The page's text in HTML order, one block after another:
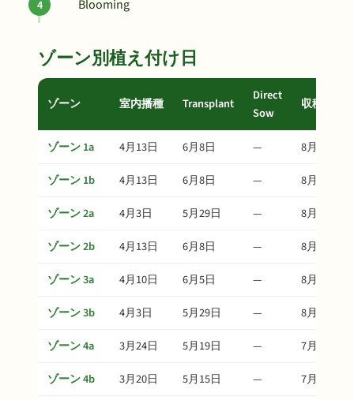
Blooming
ゾーン別植え付け日
ゾーン 室内播種 Transplant
Direct
Sow
収穫
ゾーン 1a 4月13日 6月8日 —
8月17日
ゾーン 1b
4月13日 6月8日 —
8月17日
ゾーン 2a
4月3日 5月29日 —
8月7日
ゾーン 2b
4月13日 6月8日 —
8月17日
ゾーン 3a
4月10日 6月5日 —
8月14日
ゾーン 3b
4月3日 5月29日 —
8月7日
ゾーン 4a
3月24日 5月19日 —
7月28日
ゾーン 4b
3月20日 5月15日 —
7月24日